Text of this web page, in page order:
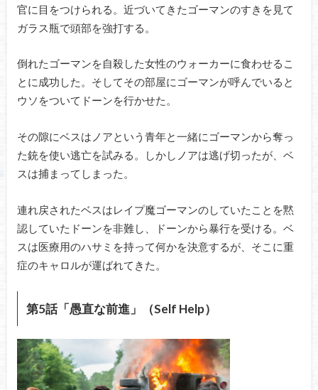
官に目をつけられる。近づいてきたゴーマンのすきを見て
ガラス瓶で頭部を強打する。
倒れたゴーマンを自殺した女性のウォーカーに食わせるこ
とに成功した。そしてその部屋にゴーマンが呼んでいると
ウソをついてドーンを行かせた。
その隙にベスはノアという青年と一緒にゴーマンから奪っ
た銃を使い逃亡を試みる。しかしノアは逃げ切ったが、ベ
スは捕まってしまった。
連れ戻されたベスはレイプ魔ゴーマンのしていたことを黙
認していたドーンを非難し、ドーンから暴行を受ける。ベ
スは医療用のハサミを持って何かを決意するが、そこに重
症のキャロルが運ばれてきた。
第5話「愚直な前進」（Self Help）